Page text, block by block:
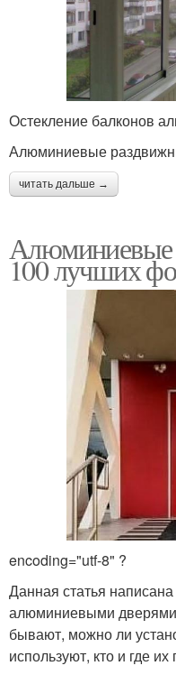
Остекление балконов
Алюминиевые
читать дальше →
Алюминиевые
100 лучших
encoding="utf-8" ?
Данная статья
алюминиевыми дверями
бывают, можно ли
используют, кто и где